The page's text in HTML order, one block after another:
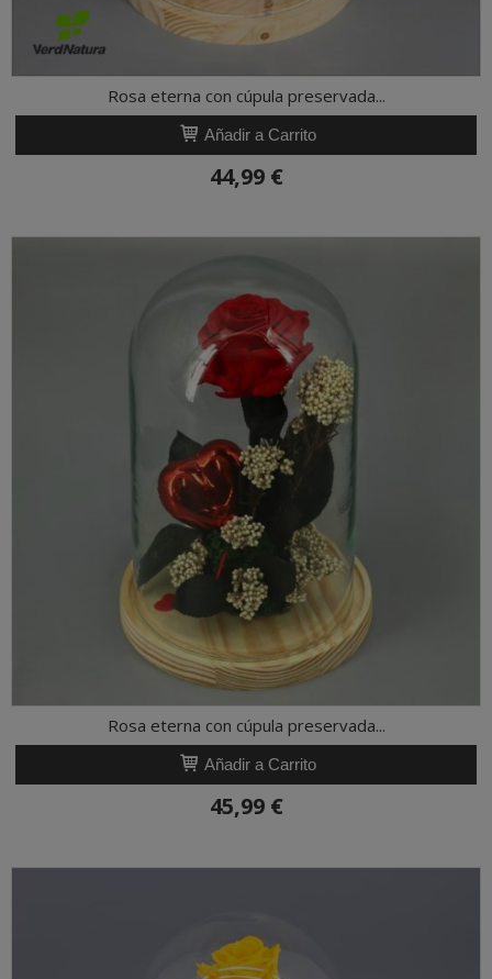
Rosa eterna con cúpula preservada...
Añadir a Carrito
44,99 €
Rosa eterna con cúpula preservada...
Añadir a Carrito
45,99 €